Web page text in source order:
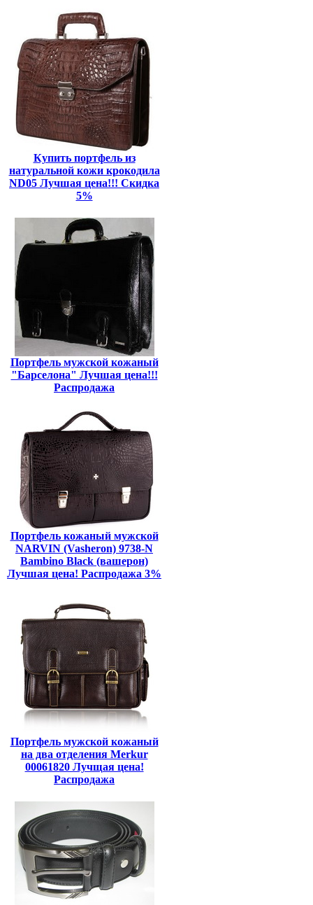
Купить портфель из
натуральной кожи крокодила
ND05 Лучшая цена!!! Скидка
5%
Портфель мужской кожаный
"Барселона" Лучшая цена!!!
Распродажа
Портфель кожаный мужской
NARVIN (Vasheron) 9738-N
Bambino Black (вашерон)
Лучшая цена! Распродажа 3%
Портфель мужской кожаный
на два отделения Merkur
00061820 Лучщая цена!
Распродажа